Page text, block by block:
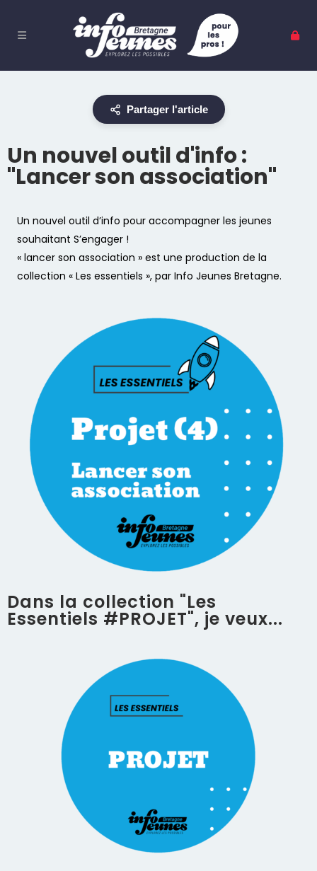
Partager l'article
Un nouvel outil d'info :
"Lancer son association"
Un nouvel outil d’info pour accompagner les jeunes
souhaitant S’engager !
« lancer son association » est une production de la
collection « Les essentiels », par Info Jeunes Bretagne.
Dans la collection "Les
Essentiels #PROJET", je veux...